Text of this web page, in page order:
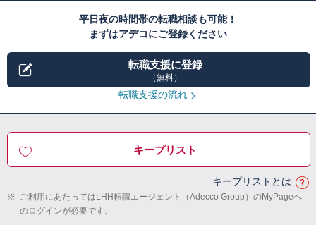
平日夜の時間帯の転職相談も可能！
まずはアデコにご登録ください
転職支援に登録
（無料）
転職支援の流れ
キープリスト
キープリストとは
※ ご利用にあたってはLHH転職エージェント（Adecco Group）のMyPageへ
のログインが必要です。